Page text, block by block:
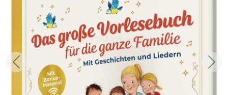
Zurück